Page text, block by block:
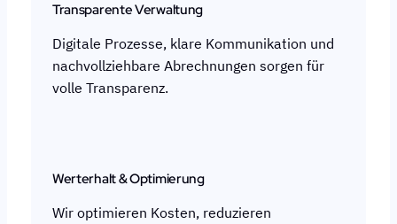
Transparente Verwaltung
Digitale Prozesse, klare Kommunikation und
nachvollziehbare Abrechnungen sorgen für
volle Transparenz.
Werterhalt & Optimierung
Wir optimieren Kosten, reduzieren